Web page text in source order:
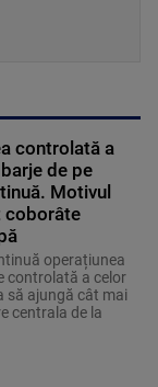
controlată a
de pe
Motivul
coborâte
operațiunea
controlată a celor
să ajungă cât mai
centrala de la